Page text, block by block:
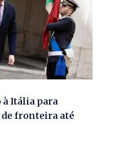
Itália para
fronteira até